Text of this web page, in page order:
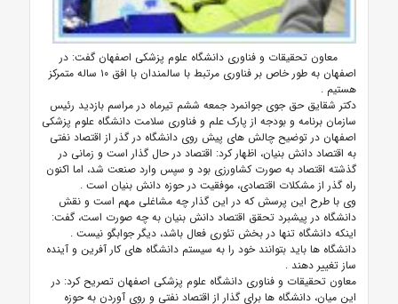
معاون تحقیقات و فناوری دانشگاه علوم پزشکی اصفهان گفت: در
اصفهان به طور خاص بر فناوری مرتبط با سالمندان با افق ۱۰ ساله متمرکز
هستیم .
دکتر شقایق حق جوی جوانمرد جمعه ششم تیرماه در مراسم بازدید رئیس
سازمان برنامه و بودجه از پارک علم و فناوری سلامت دانشگاه علوم پزشکی
اصفهان در توضیح چالش های پیش روی دانشگاه در گذر از اقتصاد نفتی
به اقتصاد دانش بنیان، اظهار کرد: اقتصاد در حال گذار است و زمانی در
گذشته اقتصاد به صورت کشاورزی بود و سپس وارد صنعت شد، اما اکنون
راه گذر از مشکلات اقتصادی، موفقیت در حوزه دانش بنیان است .
وی با طرح این پرسش که در این گذار چه مشاغلی مهم است و نقش
دانشگاه در پیشبرد تحقق اقتصاد دانش بنیان به چه صورت است، گفت:
اینکه دانشگاه تنها در بخش تئوری فعال باشد، دیگر جوابگو نیست .
دانشگاه ها باید بتوانند خود را به سیستم دانشگاه های کار آفرین و آینده
ساز تغییر دهند .
معاون تحقیقات و فناوری دانشگاه علوم پزشکی اصفهان تصریح کرد: در
این میان، دانشگاه ها برای گذار از اقتصاد نفتی و روی آوردن به حوزه